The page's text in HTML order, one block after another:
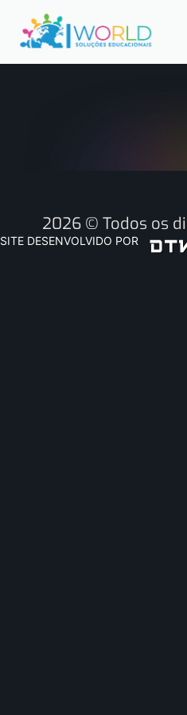
2026 © Todos os
SITE DESENVOLVIDO POR